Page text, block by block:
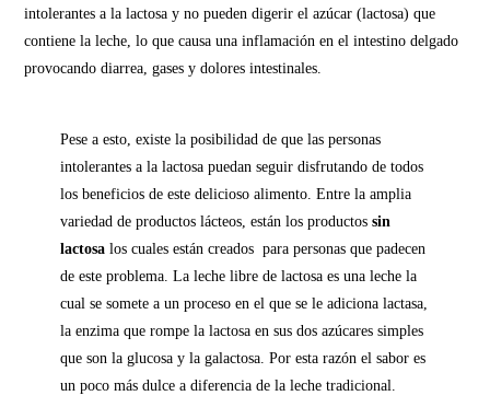
intolerantes a la lactosa y no pueden digerir el azúcar (lactosa) que
contiene la leche, lo que causa una inflamación en el intestino delgado
provocando diarrea, gases y dolores intestinales.
Pese a esto, existe la posibilidad de que las personas
intolerantes a la lactosa puedan seguir disfrutando de todos
los beneficios de este delicioso alimento. Entre la amplia
variedad de productos lácteos, están los productos sin
lactosa los cuales están creados para personas que padecen
de este problema. La leche libre de lactosa es una leche la
cual se somete a un proceso en el que se le adiciona lactasa,
la enzima que rompe la lactosa en sus dos azúcares simples
que son la glucosa y la galactosa. Por esta razón el sabor es
un poco más dulce a diferencia de la leche tradicional.